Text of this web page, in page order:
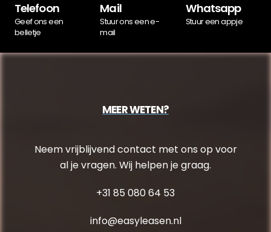
Telefoon
Geef ons een
belletje
Mail
Stuur ons een e-
mail
Whatsapp
Stuur een appje
MEER WETEN?
Neem vrijblijvend contact met ons op voor
al je vragen. Wij helpen je graag.
+31 85 080 64 53
info@easyleasen.nl